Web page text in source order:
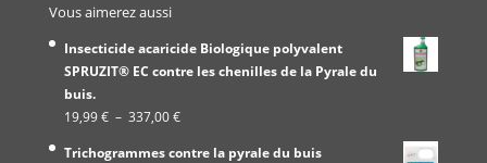
Vous aimerez aussi
Insecticide acaricide Biologique polyvalent
SPRUZIT® EC contre les chenilles de la Pyrale du
buis.
19,99€ – 337,00€Plage
Trichogrammes contre la pyrale du buis